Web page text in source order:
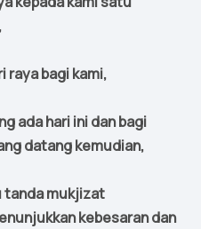
raya bagi kami,
ada hari ini dan bagi
datang kemudian,
tanda mukjizat
kebesaran dan